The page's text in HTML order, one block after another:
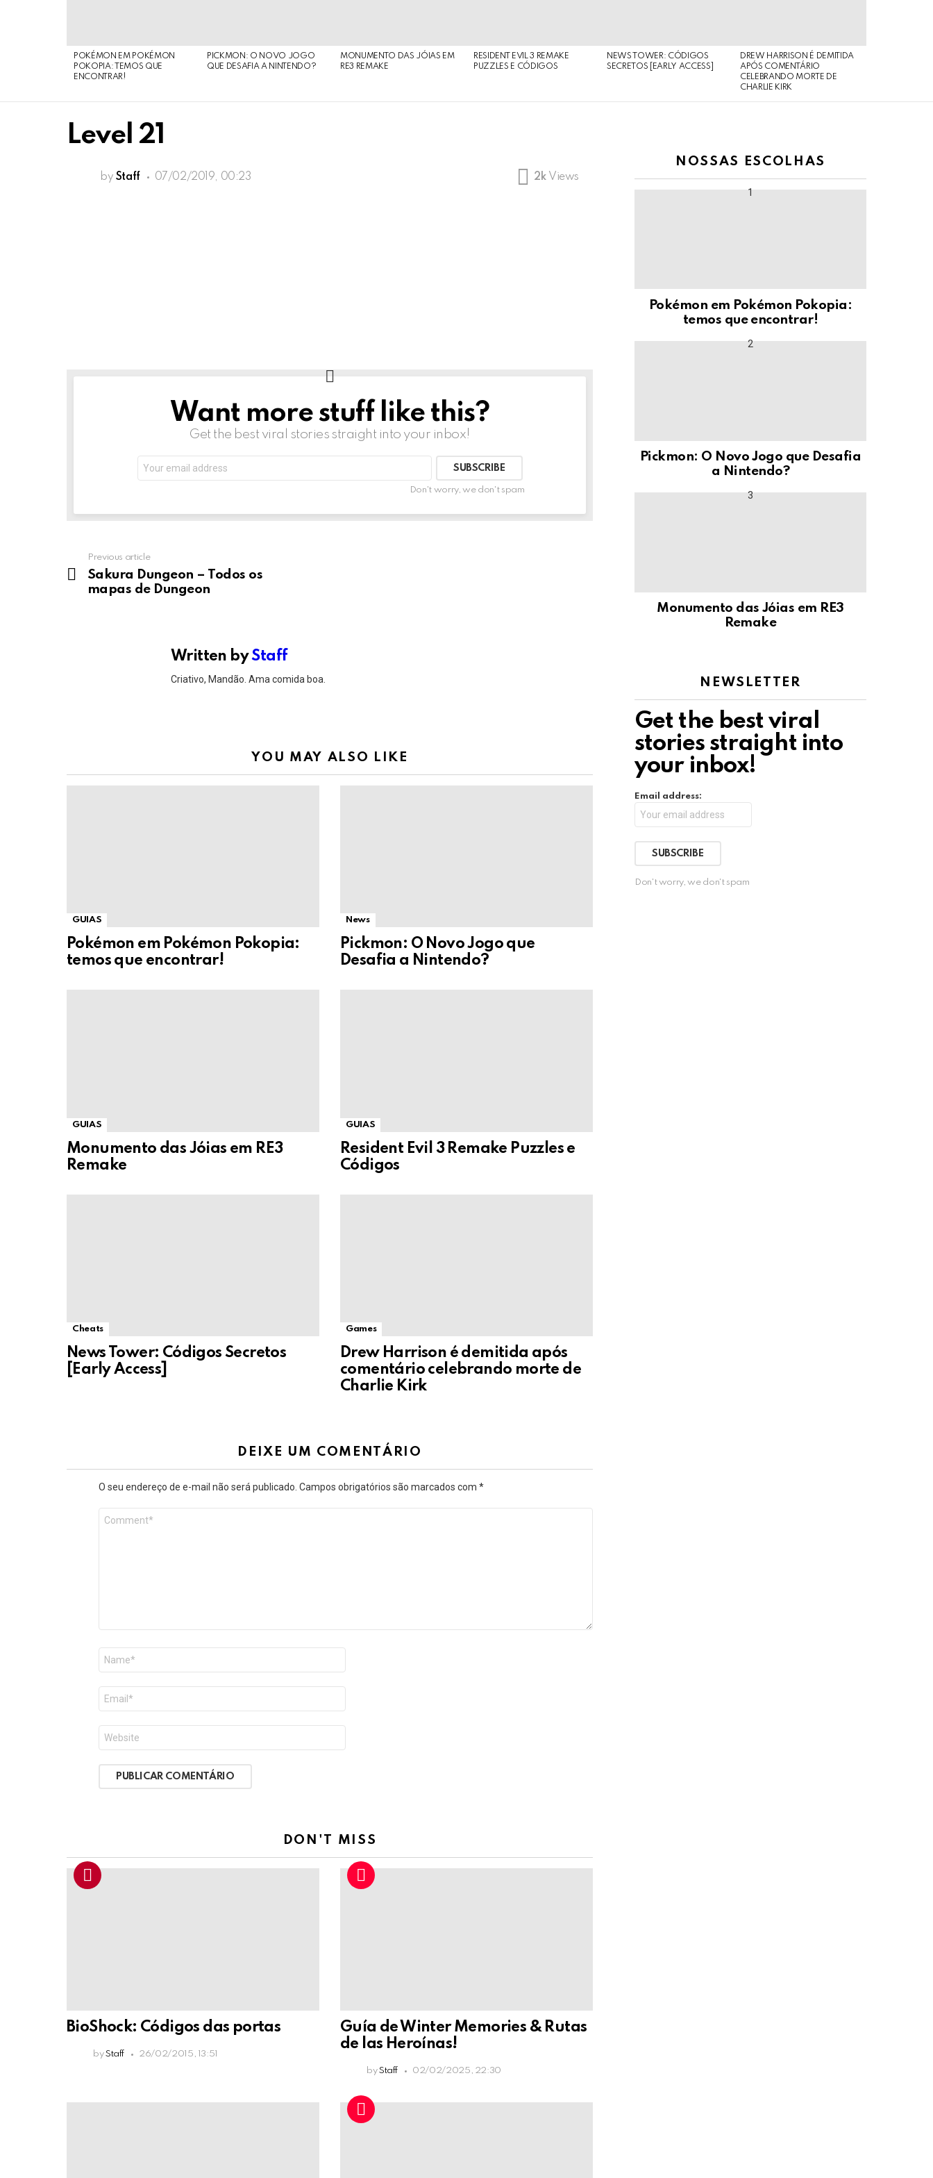
POKÉMON EM POKÉMON
POKOPIA: TEMOS QUE
ENCONTRAR!
PICKMON: O NOVO JOGO
QUE DESAFIA A NINTENDO?
MONUMENTO DAS JÓIAS EM
RE3 REMAKE
RESIDENT EVIL 3 REMAKE
PUZZLES E CÓDIGOS
NEWS TOWER: CÓDIGOS
SECRETOS [EARLY ACCESS]
DREW HARRISON É DEMITIDA
APÓS COMENTÁRIO
CELEBRANDO MORTE DE
CHARLIE KIRK
Level 21
by Staff 07/02/2019, 00:23 2k Views
NEWSLETTERWant more stuff like this?
Get the best viral stories straight into your inbox!
address:
Don't worry, we don't spam
more
Previous article
Sakura Dungeon – Todos os
mapas de Dungeon
Written byStaff
Criativo, Mandão. Ama comida boa.
YOU MAY ALSO LIKE
GUIAS
Pokémon em Pokémon Pokopia:
temos que encontrar!
News
Pickmon: O Novo Jogo que
Desafia a Nintendo?
GUIAS
Monumento das Jóias em RE3
Remake
GUIAS
Resident Evil 3 Remake Puzzles e
Códigos
Cheats
News Tower: Códigos Secretos
[Early Access]
Games
Drew Harrison é demitida após
comentário celebrando morte de
Charlie Kirk
DEIXE UM COMENTÁRIO
O seu endereço de e-mail não será publicado. Campos obrigatórios são marcados com *
mail
*
DON'T MISS
BioShock: Códigos das portas
by Staff 26/02/2015, 13:51
Guía de Winter Memories & Rutas
de las Heroínas!
by Staff 02/02/2025, 22:30
NOSSAS ESCOLHAS
Pokémon em Pokémon Pokopia:
temos que encontrar!
Pickmon: O Novo Jogo que Desafia
a Nintendo?
Monumento das Jóias em RE3
Remake
NEWSLETTER
Get the best viral
stories straight into
your inbox!
Email address:
Don't worry, we don't spam